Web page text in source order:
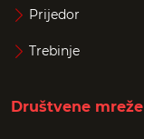
Prijedor
Trebinje
Društvene mreže